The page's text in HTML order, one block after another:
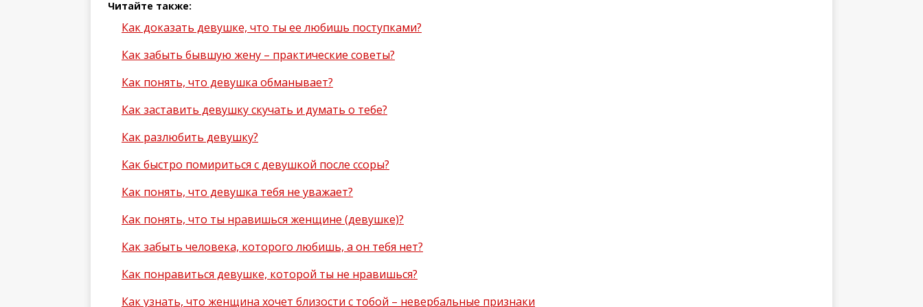
Читайте также:
Как доказать девушке, что ты ее любишь поступками?
Как забыть бывшую жену – практические советы?
Как понять, что девушка обманывает?
Как заставить девушку скучать и думать о тебе?
Как разлюбить девушку?
Как быстро помириться с девушкой после ссоры?
Как понять, что девушка тебя не уважает?
Как понять, что ты нравишься женщине (девушке)?
Как забыть человека, которого любишь, а он тебя нет?
Как понравиться девушке, которой ты не нравишься?
Как узнать, что женщина хочет близости с тобой – невербальные признаки